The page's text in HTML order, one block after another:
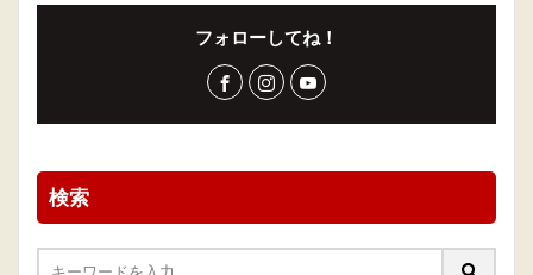
フォローしてね！
検索